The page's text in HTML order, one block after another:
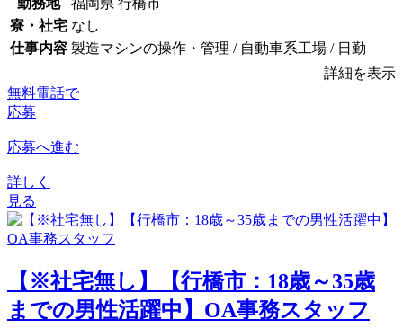
勤務地
福岡県 行橋市
寮・社宅 なし
仕事内容 製造マシンの操作・管理 / 自動車系工場 / 日勤
詳細を表示
無料電話で
応募
応募へ進む
詳しく
見る
【※社宅無し】【行橋市：18歳～35歳
までの男性活躍中】OA事務スタッフ